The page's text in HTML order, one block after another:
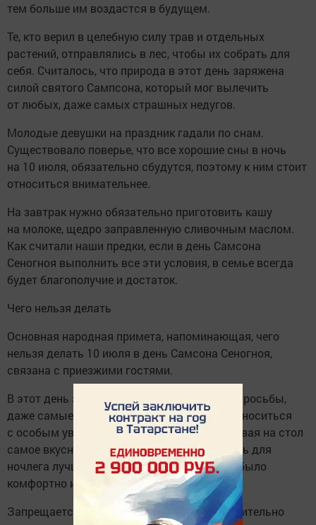
тем больше им воздастся в будущем.
Те, кто верил в целебную силу трав и отдельных
растений, отправлялись в лес, чтобы их собрать для
себя. Считалось, что природа в этот день заряжена
силой святого Сампсона, который мог вылечить
от любых, даже самых страшных недугов.
Молодые девушки на праздник гадали по снам.
Существовало поверье, что все хорошие сны в ночь
на 10 июля, обязательно сбудутся, поэтому к ним стоит
относиться внимательнее.
На завтрак нужно обязательно приготовить кашу
на молоке, щедро заправленную сливочным маслом.
Как считали наши предки, если в день Самсона
Сеногноя выполнить все эти условия, в семье всегда
будет благополучие и достаток.
Чего нельзя делать
Основная народная примета, напоминающая, чего
нельзя делать 10 июля в день Самсона Сеногноя,
связана с приезжими гостями.
В этот день запрещается игнорировать их просьбы,
даже самые необычные. К гостям нужно относиться
с особым уважением — не жадничать, подавая на стол
самое вкусное, что есть в доме, а также дать для
ночлега лучшее спальное место, чтобы им было
комфортно и уютно.
Запрещается работать на лошади, предварительно